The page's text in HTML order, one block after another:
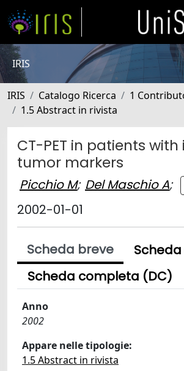
IRIS
IRIS Catalogo Ricerca
1
1.5 Abstract in rivista
CT-PET in patients
tumor markers
Picchio M; Del Maschio A;
2002-01-01
Scheda breve
Scheda completa (DC)
Anno
2002
Appare nelle tipologie:
1.5 Abstract in rivista